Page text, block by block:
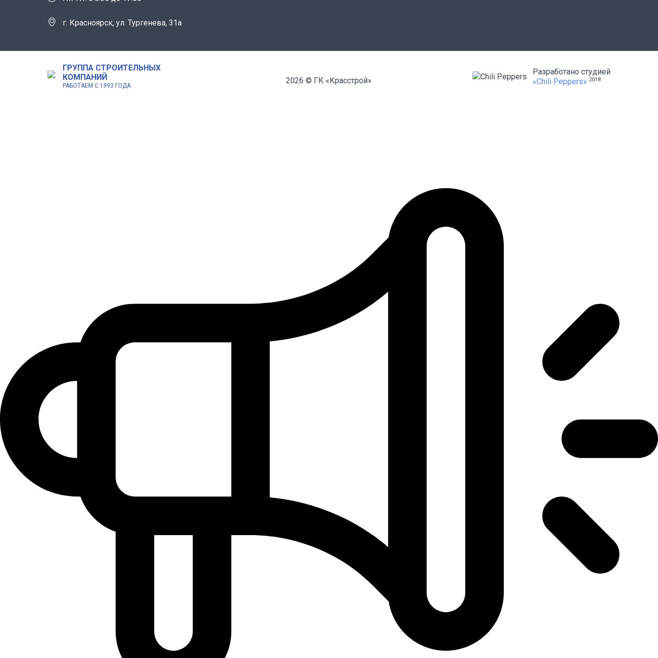
г. Красноярск, ул. Тургенева, 31а
ГРУППА СТРОИТЕЛЬНЫХ
КОМПАНИЙ
РАБОТАЕМ С 1993 ГОДА
2026 © ГК «Красстрой»
Разработано студией
«Chili Peppers» 2018